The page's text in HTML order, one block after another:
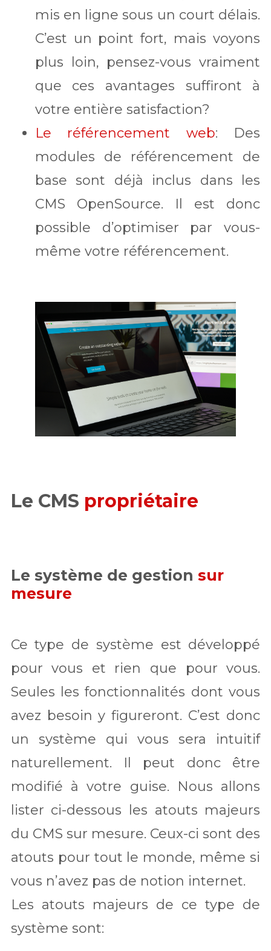
mis en ligne sous un court délais.
C’est un point fort, mais voyons
plus loin, pensez-vous vraiment
que ces avantages suffiront à
votre entière satisfaction?
Le référencement web: Des
modules de référencement de
base sont déjà inclus dans les
CMS OpenSource. Il est donc
possible d’optimiser par vous-
même votre référencement.
Le CMS propriétaire
Le système de gestion sur
mesure
Ce type de système est développé
pour vous et rien que pour vous.
Seules les fonctionnalités dont vous
avez besoin y figureront. C’est donc
un système qui vous sera intuitif
naturellement. Il peut donc être
modifié à votre guise. Nous allons
lister ci-dessous les atouts majeurs
du CMS sur mesure. Ceux-ci sont des
atouts pour tout le monde, même si
vous n’avez pas de notion internet.
Les atouts majeurs de ce type de
système sont: